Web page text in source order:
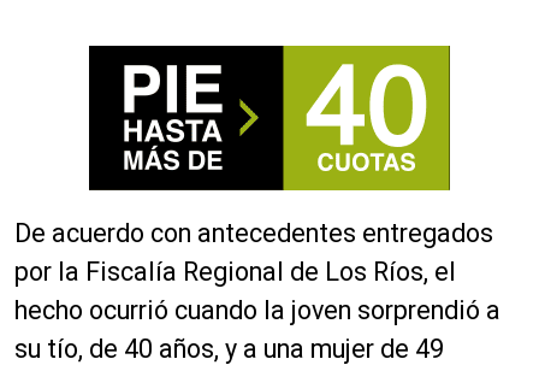
De acuerdo con antecedentes entregados
por la Fiscalía Regional de Los Ríos, el
hecho ocurrió cuando la joven sorprendió a
su tío, de 40 años, y a una mujer de 49